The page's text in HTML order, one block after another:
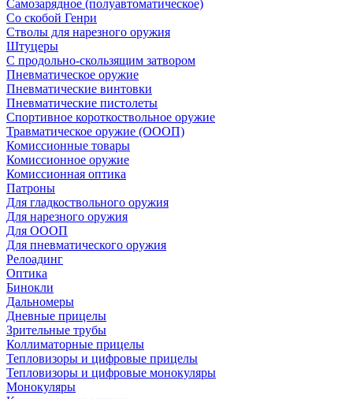
Самозарядное (полуавтоматическое)
Со скобой Генри
Стволы для нарезного оружия
Штуцеры
С продольно-скользящим затвором
Пневматическое оружие
Пневматические винтовки
Пневматические пистолеты
Спортивное короткоствольное оружие
Травматическое оружие (ОООП)
Комиссионные товары
Комиссионное оружие
Комиссионная оптика
Патроны
Для гладкоствольного оружия
Для нарезного оружия
Для ОООП
Для пневматического оружия
Релоадинг
Оптика
Бинокли
Дальномеры
Дневные прицелы
Зрительные трубы
Коллиматорные прицелы
Тепловизоры и цифровые прицелы
Тепловизоры и цифровые монокуляры
Монокуляры